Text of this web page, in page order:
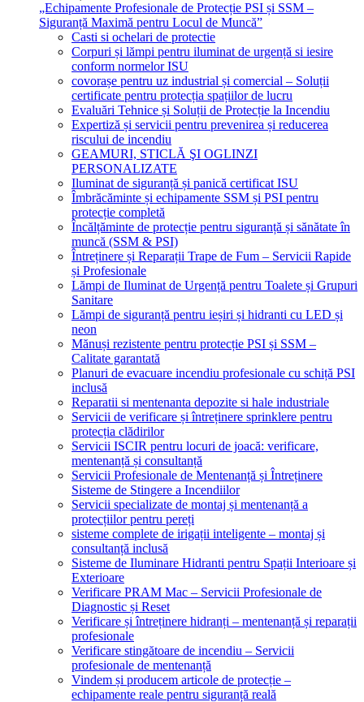
„Echipamente Profesionale de Protecție PSI și SSM –
Siguranță Maximă pentru Locul de Muncă”
Casti si ochelari de protectie
Corpuri și lămpi pentru iluminat de urgență si iesire
conform normelor ISU
covorașe pentru uz industrial și comercial – Soluții
certificate pentru protecția spațiilor de lucru
Evaluări Tehnice și Soluții de Protecție la Incendiu
Expertiză și servicii pentru prevenirea și reducerea
riscului de incendiu
GEAMURI, STICLĂ ŞI OGLINZI
PERSONALIZATE
Iluminat de siguranță și panică certificat ISU
Îmbrăcăminte și echipamente SSM și PSI pentru
protecție completă
Încălțăminte de protecție pentru siguranță și sănătate în
muncă (SSM & PSI)
Întreținere și Reparații Trape de Fum – Servicii Rapide
și Profesionale
Lămpi de Iluminat de Urgență pentru Toalete și Grupuri
Sanitare
Lămpi de siguranță pentru ieșiri și hidranti cu LED și
neon
Mănuși rezistente pentru protecție PSI și SSM –
Calitate garantată
Planuri de evacuare incendiu profesionale cu schiță PSI
inclusă
Reparatii si mentenanta depozite si hale industriale
Servicii de verificare și întreținere sprinklere pentru
protecția clădirilor
Servicii ISCIR pentru locuri de joacă: verificare,
mentenanță și consultanță
Servicii Profesionale de Mentenanță și Întreținere
Sisteme de Stingere a Incendiilor
Servicii specializate de montaj și mentenanță a
protecțiilor pentru pereți
sisteme complete de irigații inteligente – montaj și
consultanță inclusă
Sisteme de Iluminare Hidranti pentru Spații Interioare și
Exterioare
Verificare PRAM Mac – Servicii Profesionale de
Diagnostic și Reset
Verificare și întreținere hidranți – mentenanță și reparații
profesionale
Verificare stingătoare de incendiu – Servicii
profesionale de mentenanță
Vindem și producem articole de protecție –
echipamente reale pentru siguranță reală